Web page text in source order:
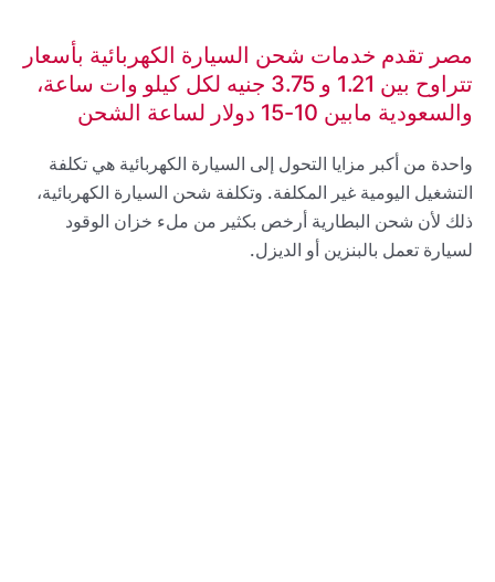
مصر تقدم خدمات شحن السيارة الكهربائية بأسعار
تتراوح بين 1.21 و 3.75 جنيه لكل كيلو وات ساعة،
والسعودية مابين 10-15 دولار لساعة الشحن
واحدة من أكبر مزايا التحول إلى السيارة الكهربائية هي تكلفة
التشغيل اليومية غير المكلفة. وتكلفة شحن السيارة الكهربائية،
ذلك لأن شحن البطارية أرخص بكثير من ملء خزان الوقود
لسيارة تعمل بالبنزين أو الديزل.